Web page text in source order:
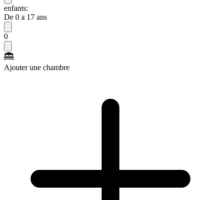
enfants:
De 0 a 17 ans
0
Ajouter une chambre